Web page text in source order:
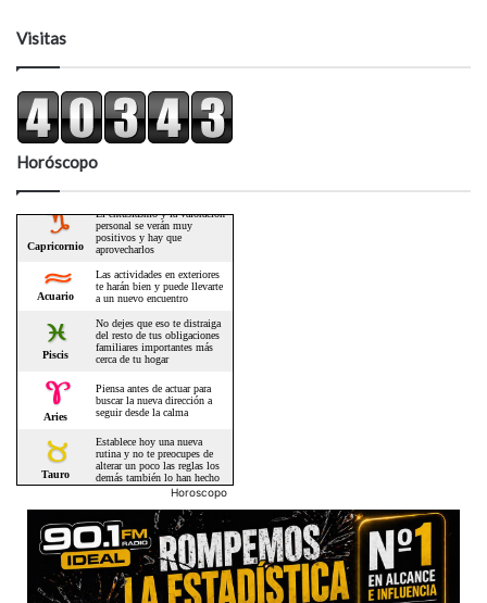
Visitas
Horóscopo
Horoscopo